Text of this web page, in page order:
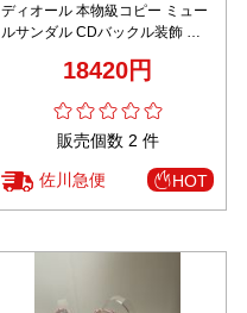
ディオール 本物級コピー ミュー
ルサンダル CDバックル装飾 上
18420円
販売個数 2 件
佐川急便 HOT